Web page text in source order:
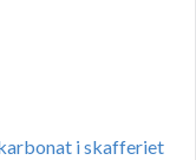
i skafferiet